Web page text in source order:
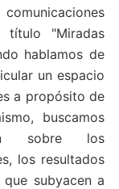
título "Miradas
hablamos de
un espacio
a propósito de
buscamos
sobre los
los resultados
subyacen a